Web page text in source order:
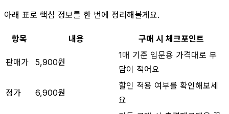
아래 표로 핵심 정보를 한 번에 정리해볼게요.
항목 내용 구매 시 체크포인트
판매가 5,900원
1매 기준 입문용 가격대로 부
담이 적어요
정가 6,900원
할인 적용 여부를 확인해보세
요